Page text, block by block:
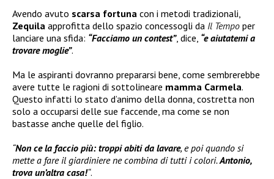
Avendo avuto scarsa fortuna con i metodi tradizionali,
Zequila approfitta dello spazio concessogli da Il Tempo per
lanciare una sfida: “Facciamo un contest”, dice, “e aiutatemi a
trovare moglie”.
Ma le aspiranti dovranno prepararsi bene, come sembrerebbe
avere tutte le ragioni di sottolineare mamma Carmela.
Questo infatti lo stato d’animo della donna, costretta non
solo a occuparsi delle sue faccende, ma come se non
bastasse anche quelle del figlio.
“Non ce la faccio più: troppi abiti da lavare, e poi quando si
mette a fare il giardiniere ne combina di tutti i colori.Antonio,
trova un’altra casa!“.